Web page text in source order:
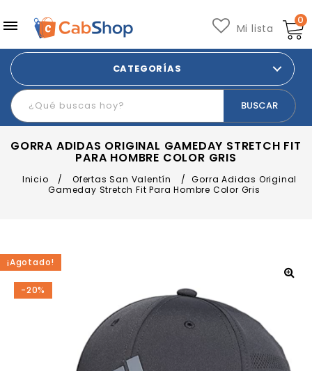
0
Mi lista
CATEGORÍAS
GORRA ADIDAS ORIGINAL GAMEDAY STRETCH FIT
PARA HOMBRE COLOR GRIS
Inicio / Ofertas San Valentín /
Gorra Adidas Original
Gameday Stretch Fit Para Hombre Color Gris
-20%
¡Agotado!